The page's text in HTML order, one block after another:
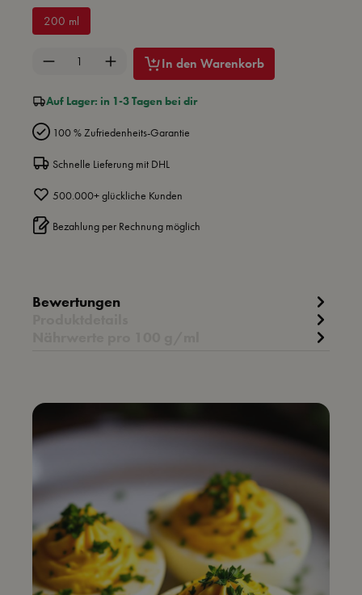
200 ml
Produkt Anzahl: Gib den gewünschten Wert
In den Warenkorb
Auf Lager: in 1-3 Tagen bei dir
100 % Zufriedenheits-Garantie
Schnelle Lieferung mit DHL
500.000+ glückliche Kunden
Bezahlung per Rechnung möglich
Bewertungen